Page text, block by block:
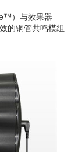
）与效果器
的铜管共鸣模组